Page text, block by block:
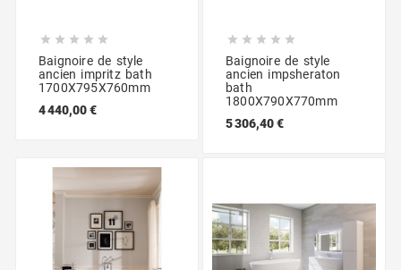
    
Baignoire de style
ancien impritz bath
1700X795X760mm
4 440,00 €
    
Baignoire de style
ancien impsheraton
bath
1800X790X770mm
5 306,40 €